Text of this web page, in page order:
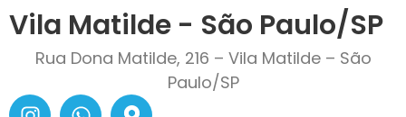
Vila Matilde - São Paulo/SP
Rua Dona Matilde, 216 – Vila Matilde – São
Paulo/SP